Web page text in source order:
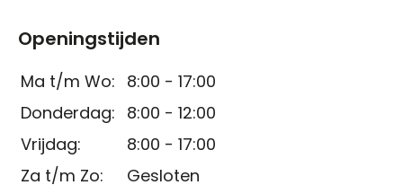
Openingstijden
Ma t/m Wo: 8:00 - 17:00
Donderdag: 8:00 - 12:00
Vrijdag:
8:00 - 17:00
Za t/m Zo:
Gesloten